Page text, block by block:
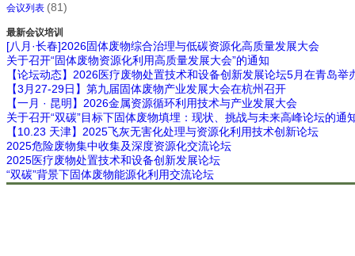
会议列表 (81)
最新会议培训
[八月·长春]2026固体废物综合治理与低碳资源化高质量发展大会
关于召开“固体废物资源化利用高质量发展大会”的通知
【论坛动态】2026医疗废物处置技术和设备创新发展论坛5月在青岛举
【3月27-29日】第九届固体废物产业发展大会在杭州召开
【一月 · 昆明】2026金属资源循环利用技术与产业发展大会
关于召开“双碳”目标下固体废物填埋：现状、挑战与未来高峰论坛的通
【10.23 天津】2025飞灰无害化处理与资源化利用技术创新论坛
2025危险废物集中收集及深度资源化交流论坛
2025医疗废物处置技术和设备创新发展论坛
“双碳”背景下固体废物能源化利用交流论坛